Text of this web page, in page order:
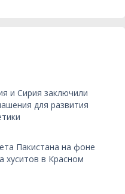
и Сирия заключили
для развития
Пакистана на фоне
хуситов в Красном